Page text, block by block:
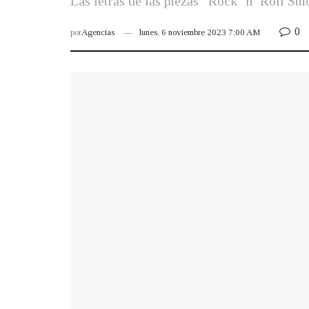
porAgencias lunes, 6 noviembre 2023 7:00 AM 0